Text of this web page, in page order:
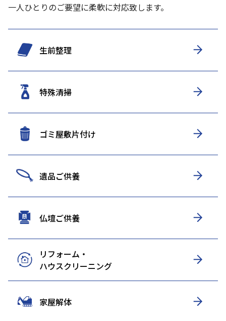
一人ひとりのご要望に柔軟に対応致します。
生前整理
特殊清掃
ゴミ屋敷片付け
遺品ご供養
仏壇ご供養
リフォーム・
ハウスクリーニング
家屋解体